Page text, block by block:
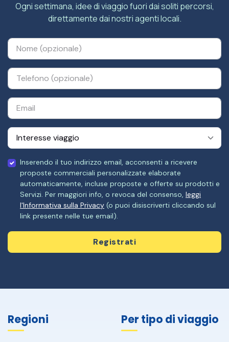
Ogni settimana, idee di viaggio fuori dai soliti percorsi,
direttamente dai nostri agenti locali.
Inserendo il tuo indirizzo email, acconsenti a ricevere
proposte commerciali personalizzate elaborate
automaticamente, incluse proposte e offerte su prodotti e
Servizi. Per maggiori info, o revoca del consenso, leggi
l'Informativa sulla Privacy (o puoi disiscriverti cliccando sul
link presente nelle tue email).
Registrati
Regioni Per tipo di viaggio